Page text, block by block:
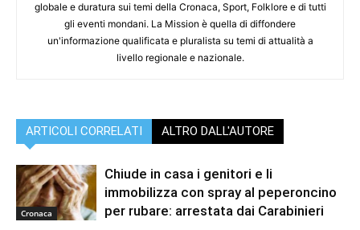
globale e duratura sui temi della Cronaca, Sport, Folklore e di tutti
gli eventi mondani. La Mission è quella di diffondere
un'informazione qualificata e pluralista su temi di attualità a
livello regionale e nazionale.
ARTICOLI CORRELATI ALTRO DALL'AUTORE
Cronaca
Chiude in casa i genitori e li
immobilizza con spray al peperoncino
per rubare: arrestata dai Carabinieri